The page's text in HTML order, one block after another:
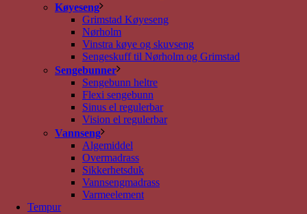
Køyeseng
Grimstad Køyeseng
Nørholm
Vinstra køye og skuvseng
Sengeskuff til Nørholm og Grimstad
Sengebunner
Sengebunn heltre
Flexi sengebunn
Sinus el regulerbar
Vision el regulerbar
Vannseng
Algemiddel
Overmadrass
Sikkerhetsduk
Vannsengmadrass
Varmeelement
Tempur